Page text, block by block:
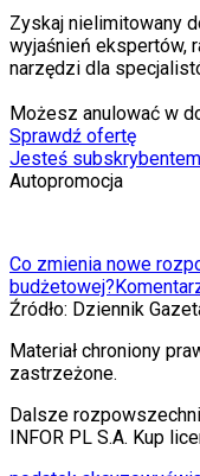
Zyskaj nielimitowany
wyjaśnień ekspertów,
narzędzi dla
Możesz anulować w
Sprawdź ofertę
Jesteś
Autopromocja
Co zmienia nowe
budżetowej?
Źródło: Dziennik
Materiał chroniony
zastrzeżone.
Dalsze
INFOR PL S.A. Kup